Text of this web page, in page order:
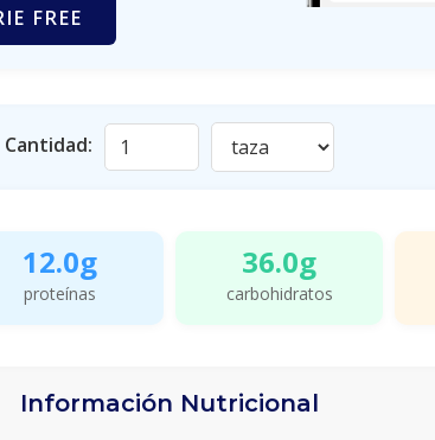
FREE
Cantidad:
12.0g
proteínas
36.0g
carbohidratos
Información Nutricional